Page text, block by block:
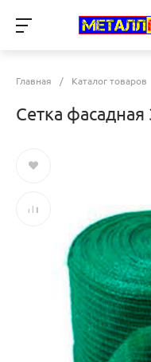
Главная / Каталог товаров
Сетка фасадная